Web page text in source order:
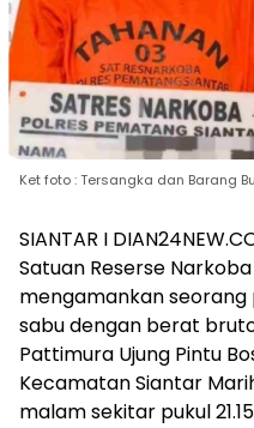
Ket foto : Tersangka dan Barang
SIANTAR I
Satuan Reserse
mengamankan
sabu dengan berat
Pattimura Ujung Pintu
Kecamatan Siantar
malam sekitar pukul